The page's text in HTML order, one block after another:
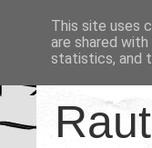
This site uses
are shared
statistics, and